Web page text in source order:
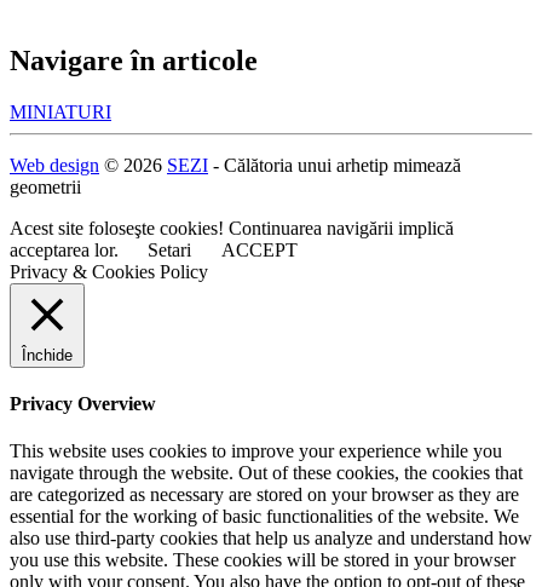
Navigare în articole
MINIATURI
Web design © 2026 SEZI - Călătoria unui arhetip mimează
geometrii
Acest site foloseşte cookies! Continuarea navigării implică
acceptarea lor.
Setari
ACCEPT
Privacy & Cookies Policy
Închide
Privacy Overview
This website uses cookies to improve your experience while you
navigate through the website. Out of these cookies, the cookies that
are categorized as necessary are stored on your browser as they are
essential for the working of basic functionalities of the website. We
also use third-party cookies that help us analyze and understand how
you use this website. These cookies will be stored in your browser
only with your consent. You also have the option to opt-out of these